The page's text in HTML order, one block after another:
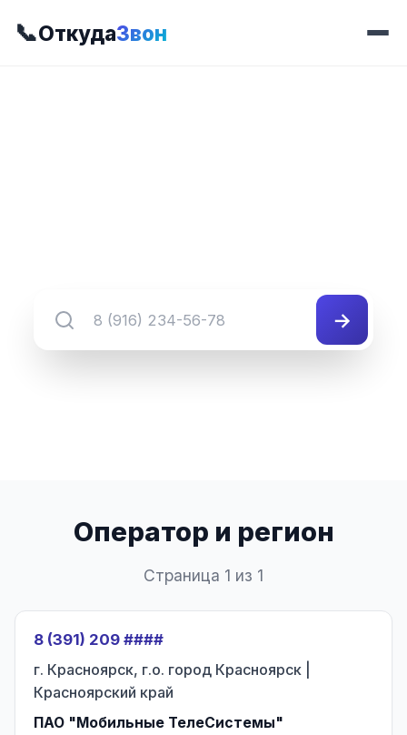
📞ОткудаЗвон
→
Оператор и регион
Страница 1 из 1
8 (391) 209 ####
г. Красноярск, г.о. город Красноярск |
Красноярский край
ПАО "Мобильные ТелеСистемы"